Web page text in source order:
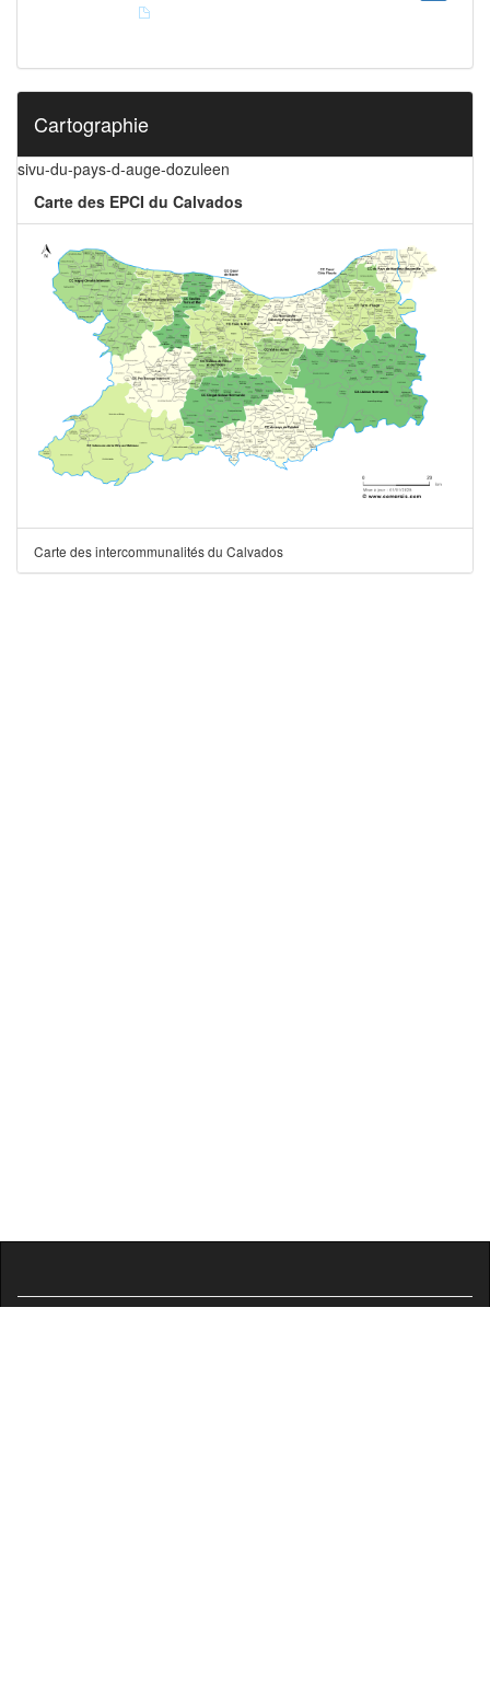
Cartographie
sivu-du-pays-d-auge-dozuleen
Carte des EPCI du Calvados
Carte des intercommunalités du Calvados